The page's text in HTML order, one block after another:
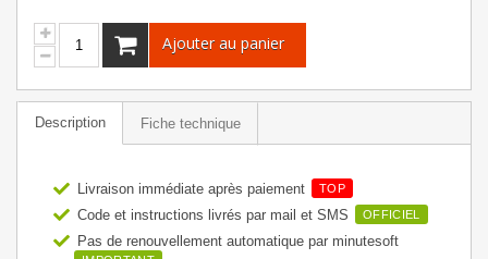
Ajouter au panier
Description Fiche technique
Livraison immédiate après paiement TOP
Code et instructions livrés par mail et SMS OFFICIEL
Pas de renouvellement automatique par minutesoft